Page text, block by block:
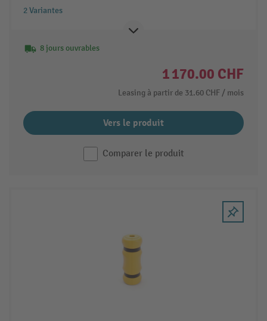
dimensions de colonnes (lxP) 700-1 000 x 700-
2 Variantes
8 jours ouvrables
1 170.00 CHF
Leasing à partir de 31.60 CHF / mois
Vers le produit
Comparer le produit